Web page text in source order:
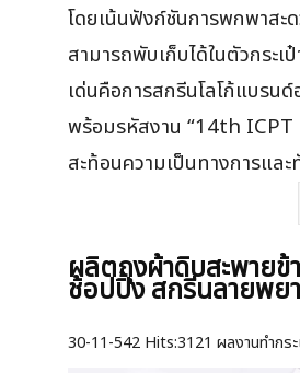
โดยเน้นฟังก์ชันการพกพาสะ
สามารถพับเก็บได้ในตัวกระ
เด่นคือการสกรีนโลโก้แบรนด์
พร้อมรหัสงาน “14th ICPT
สะท้อนความเป็นทางการแล
ผลิตถุงผ้าดิบสะพายข้
ช้อปปิ้ง สกรีนลายพย
30-11-542 Hits:3121 ผลงานทำกระ